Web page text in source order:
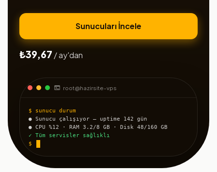
root@hazirsite-vps
$ sunucu durum
● Sunucu çalışıyor — uptime 142 gün
● CPU %12 · RAM 3.2/8 GB · Disk 48/160 GB
✓ Tüm servisler sağlıklı
$
Sunucuları İncele
₺39,67 / ay'dan